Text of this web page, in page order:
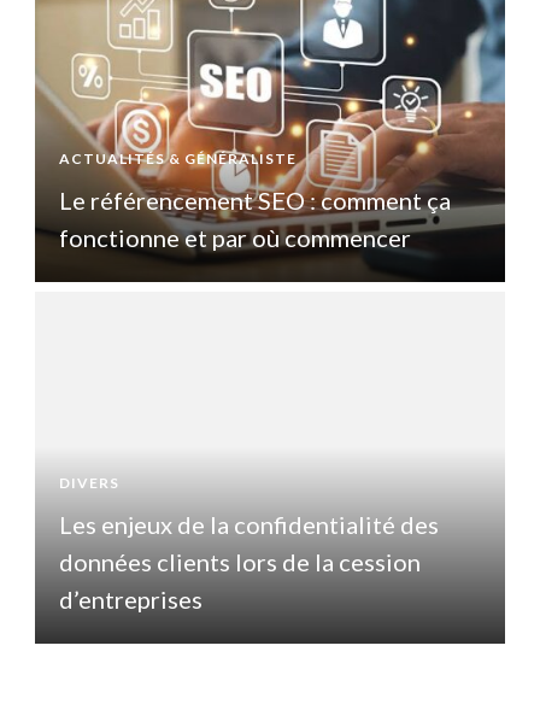
ACTUALITÉS & GÉNÉRALISTE
Le référencement SEO : comment ça
fonctionne et par où commencer
DIVERS
Les enjeux de la confidentialité des
données clients lors de la cession
d’entreprises